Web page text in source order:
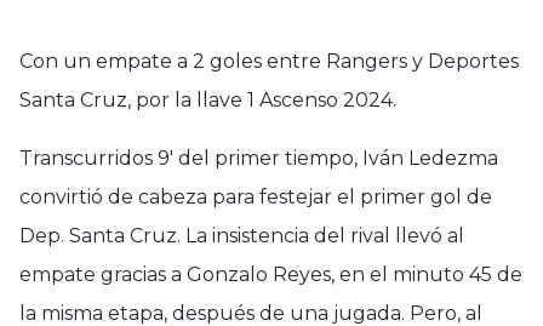
Con un empate a 2 goles entre Rangers y Deportes
Santa Cruz, por la llave 1 Ascenso 2024.
Transcurridos 9′ del primer tiempo, Iván Ledezma
convirtió de cabeza para festejar el primer gol de
Dep. Santa Cruz. La insistencia del rival llevó al
empate gracias a Gonzalo Reyes, en el minuto 45 de
la misma etapa, después de una jugada. Pero, al